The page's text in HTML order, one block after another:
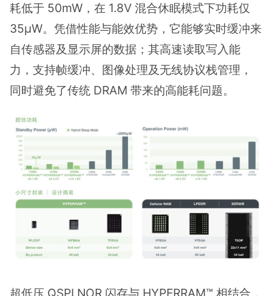
耗低于 50mW，在 1.8V 混合休眠模式下功耗仅
35µW。凭借性能与能效优势，它能够实时缓冲来
自传感器及显示屏的数据；其高速读取写入能
力，支持帧缓冲、图像处理及无线协议栈管理，
同时避免了传统 DRAM 带来的高能耗问题。
超低压 QSPI NOR 闪存与 HYPERRAM™ 相结合，